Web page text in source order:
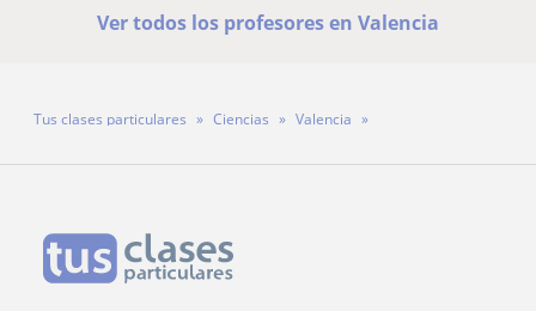
Ver todos los profesores en Valencia
Tus clases particulares Ciencias
Valencia